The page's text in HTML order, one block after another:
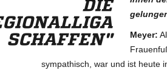
DIE
SCHAFFEN"
Meyer:
sympathisch, war und ist heute